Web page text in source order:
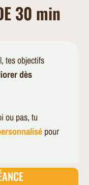
30 min
tes objectifs
dès
ou pas, tu
pour